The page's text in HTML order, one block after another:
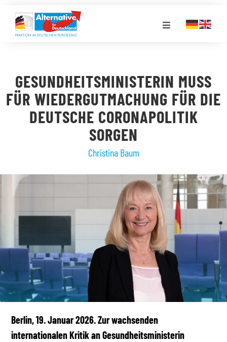
Inhalt
springen
Toggle
LANDESGRUPPEN
VERANSTALTUNGEN
STELLENPORTAL
GESUNDHEITSMINISTERIN MUSS
FÜR WIEDERGUTMACHUNG FÜR DIE
DEUTSCHE CORONAPOLITIK
SORGEN
Christina Baum
Berlin, 19. Januar 2026. Zur wachsenden
internationalen Kritik an Gesundheitsministerin